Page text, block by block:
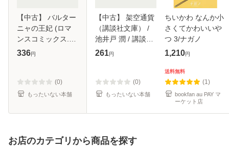
【中古】 バルター
ニャの王妃 (ロマ
ンスコミックス.
Emerald comics) /
ちほ / 宙出版 [コミ
ック]【メ
336円
(0)
もったいない本舗
【中古】 架空通貨
（講談社文庫） /
池井戸 潤 / 講談社
[文庫]【メール便送
261円
(0)
もったいない本舗
ちいかわ なんか小
さくてかわいいや
つ 3/ナガノ
1,210円
送料無料
(1)
bookfan au PAY マ
ーケット店
お店のカテゴリから商品を探す